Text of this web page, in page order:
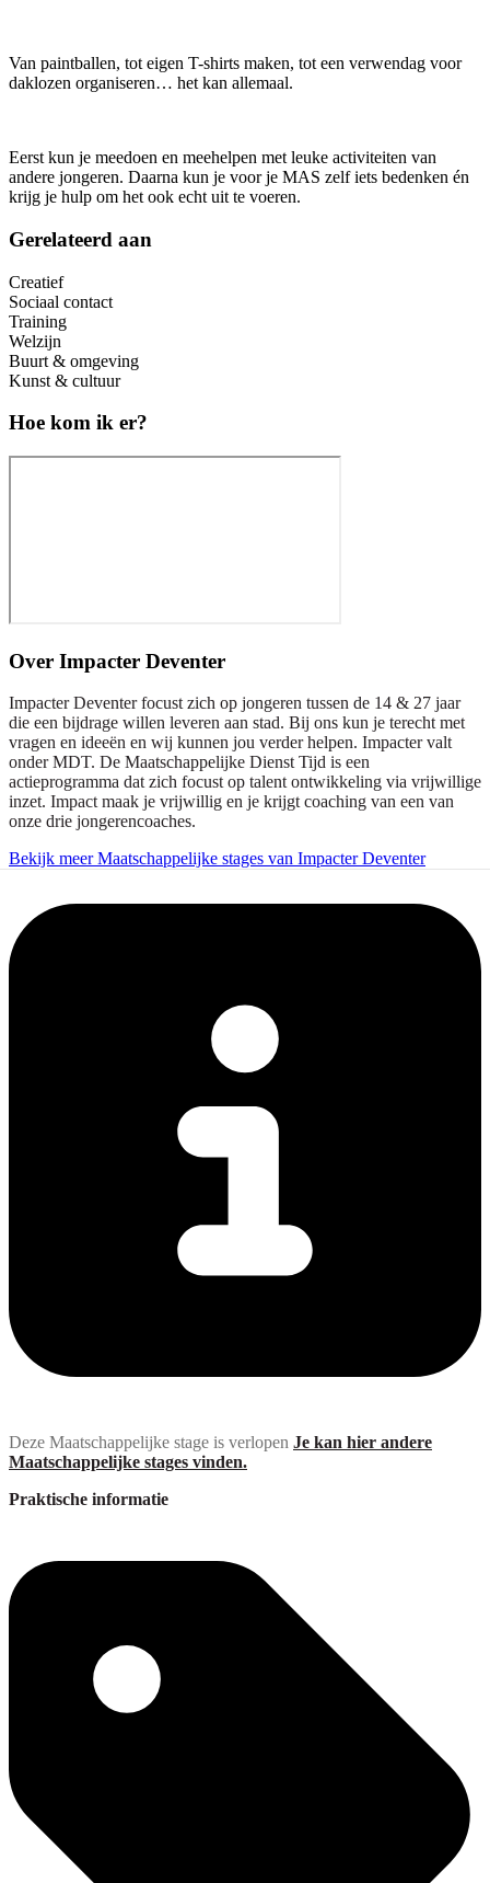
Van paintballen, tot eigen T-shirts maken, tot een verwendag voor
daklozen organiseren… het kan allemaal.
Eerst kun je meedoen en meehelpen met leuke activiteiten van
andere jongeren. Daarna kun je voor je MAS zelf iets bedenken én
krijg je hulp om het ook echt uit te voeren.
Gerelateerd aan
Creatief
Sociaal contact
Training
Welzijn
Buurt & omgeving
Kunst & cultuur
Hoe kom ik er?
Over Impacter Deventer
Impacter Deventer focust zich op jongeren tussen de 14 & 27 jaar
die een bijdrage willen leveren aan stad. Bij ons kun je terecht met
vragen en ideeën en wij kunnen jou verder helpen. Impacter valt
onder MDT. De Maatschappelijke Dienst Tijd is een
actieprogramma dat zich focust op talent ontwikkeling via vrijwillige
inzet. Impact maak je vrijwillig en je krijgt coaching van een van
onze drie jongerencoaches.
Bekijk meer Maatschappelijke stages van Impacter Deventer
Deze Maatschappelijke stage is verlopen Je kan hier andere
Maatschappelijke stages vinden.
Praktische informatie